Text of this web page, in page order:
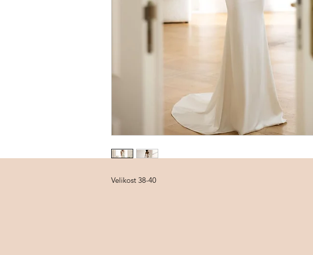
Velikost 38-40